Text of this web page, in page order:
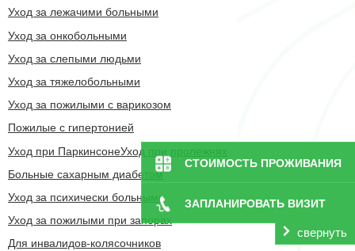
СТОИМОСТЬ ПРОЖИВАНИЯ
ЗАПЛАНИРОВАТЬ ВИЗИТ
свернуть
Уход за лежачими больными
Уход за онкобольными
Уход за слепыми людьми
Уход за тяжелобольными
Уход за пожилыми с варикозом
Пожилые с гипертонией
Уход при ПаркинсонеУход при пролежнях
Больные сахарным диабетом
Уход за психически больными
Уход за пожилыми при запорах
Для инвалидов-колясочников